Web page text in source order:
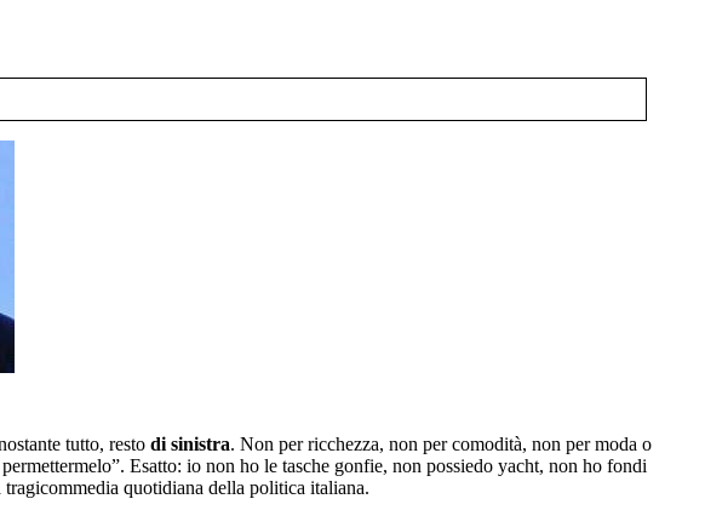
tutto, resto di sinistra. Non per ricchezza, non per comodità, non per moda o
Esatto: io non ho le tasche gonfie, non possiedo yacht, non ho fondi
quotidiana della politica italiana.